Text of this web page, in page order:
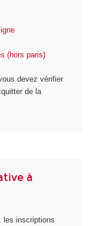
(hors paris)
devez vérifier
de la
à
les inscriptions